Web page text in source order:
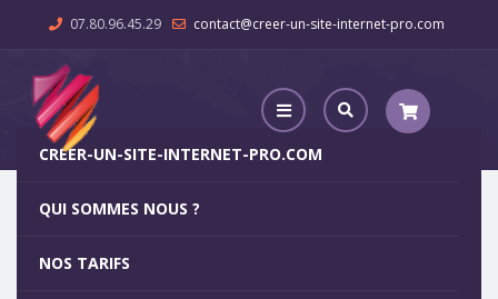
07.80.96.45.29 contact@creer-un-site-internet-pro.com
CREER-UN-SITE-INTERNET-PRO.COM
QUI SOMMES NOUS ?
NOS TARIFS
Agence Web Flétrange